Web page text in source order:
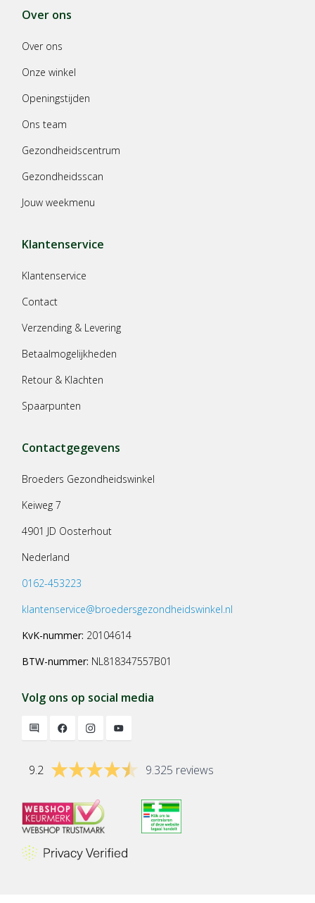
Over ons
Over ons
Onze winkel
Openingstijden
Ons team
Gezondheidscentrum
Gezondheidsscan
Jouw weekmenu
Klantenservice
Klantenservice
Contact
Verzending & Levering
Betaalmogelijkheden
Retour & Klachten
Spaarpunten
Contactgegevens
Broeders Gezondheidswinkel
Keiweg 7
4901 JD Oosterhout
Nederland
0162-453223
klantenservice@broedersgezondheidswinkel.nl
KvK-nummer: 20104614
BTW-nummer: NL818347557B01
Volg ons op social media
9.2 9.325 reviews